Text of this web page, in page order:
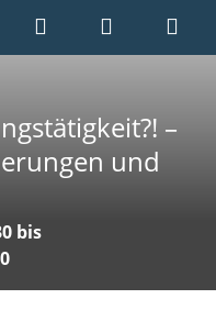
–
und
bis